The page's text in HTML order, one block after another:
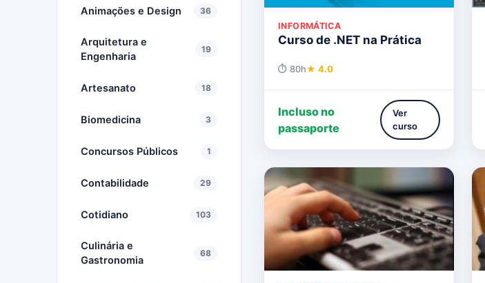
Animações e Design 36
Arquitetura e
Engenharia
19
Artesanato 18
Biomedicina 3
Concursos Públicos 1
Contabilidade 29
Cotidiano 103
Culinária e
Gastronomia
68
INFORMÁTICA
Curso de .NET na Prática
⏱ 80h★ 4.0
Incluso no
passaporte
Ver
curso